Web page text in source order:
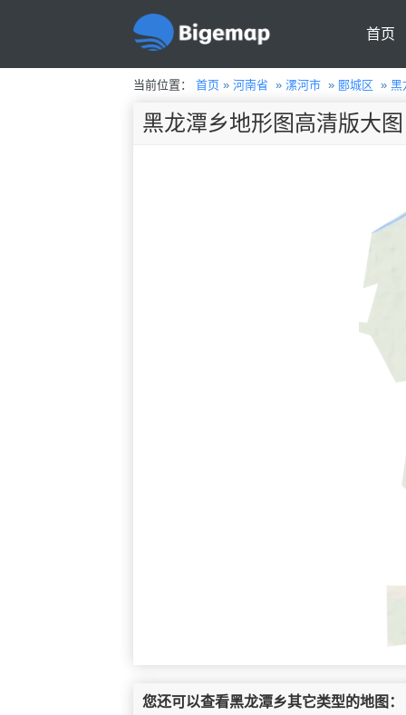
首页
当前位置： 首页» 河南省 » 漯河市» 郾城区 » 黑
黑龙潭乡地形图高清版大图
您还可以查看黑龙潭乡其它类型的地图：